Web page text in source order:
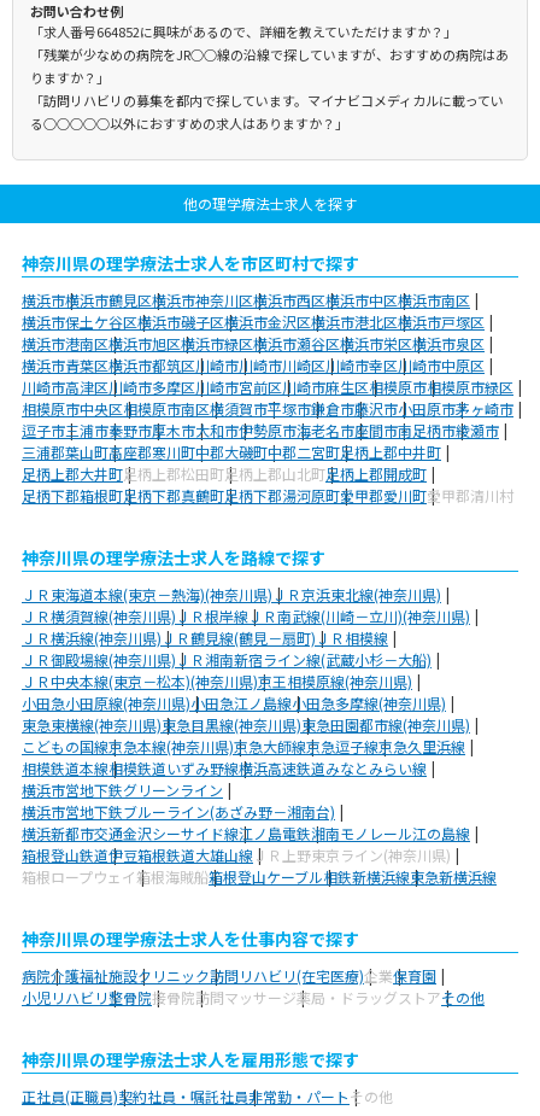
お問い合わせ例
「求人番号664852に興味があるので、詳細を教えていただけますか？」
「残業が少なめの病院をJR○○線の沿線で探していますが、おすすめの病院はあ
りますか？」
「訪問リハビリの募集を都内で探しています。マイナビコメディカルに載ってい
る○○○○○以外におすすめの求人はありますか？」
他の理学療法士求人を探す
神奈川県の理学療法士求人を市区町村で探す
横浜市横浜市鶴見区横浜市神奈川区横浜市西区横浜市中区横浜市南区
横浜市保土ケ谷区横浜市磯子区横浜市金沢区横浜市港北区横浜市戸塚区
横浜市港南区横浜市旭区横浜市緑区横浜市瀬谷区横浜市栄区横浜市泉区
横浜市青葉区横浜市都筑区川崎市川崎市川崎区川崎市幸区川崎市中原区
川崎市高津区川崎市多摩区川崎市宮前区川崎市麻生区相模原市相模原市緑区
相模原市中央区相模原市南区横須賀市平塚市鎌倉市藤沢市小田原市茅ヶ崎市
逗子市三浦市秦野市厚木市大和市伊勢原市海老名市座間市南足柄市綾瀬市
三浦郡葉山町高座郡寒川町中郡大磯町中郡二宮町足柄上郡中井町
足柄上郡大井町足柄上郡松田町足柄上郡山北町足柄上郡開成町
足柄下郡箱根町足柄下郡真鶴町足柄下郡湯河原町愛甲郡愛川町愛甲郡清川村
神奈川県の理学療法士求人を路線で探す
ＪＲ東海道本線(東京－熱海)(神奈川県)ＪＲ京浜東北線(神奈川県)
ＪＲ横須賀線(神奈川県)ＪＲ根岸線ＪＲ南武線(川崎－立川)(神奈川県)
ＪＲ横浜線(神奈川県)ＪＲ鶴見線(鶴見－扇町)ＪＲ相模線
ＪＲ御殿場線(神奈川県)ＪＲ湘南新宿ライン線(武蔵小杉－大船)
ＪＲ中央本線(東京－松本)(神奈川県)京王相模原線(神奈川県)
小田急小田原線(神奈川県)小田急江ノ島線小田急多摩線(神奈川県)
東急東横線(神奈川県)東急目黒線(神奈川県)東急田園都市線(神奈川県)
こどもの国線京急本線(神奈川県)京急大師線京急逗子線京急久里浜線
相模鉄道本線相模鉄道いずみ野線横浜高速鉄道みなとみらい線
横浜市営地下鉄グリーンライン
横浜市営地下鉄ブルーライン(あざみ野－湘南台)
横浜新都市交通金沢シーサイド線江ノ島電鉄湘南モノレール江の島線
箱根登山鉄道伊豆箱根鉄道大雄山線 ＪＲ上野東京ライン(神奈川県)
箱根ロープウェイ箱根海賊船箱根登山ケーブル相鉄新横浜線東急新横浜線
神奈川県の理学療法士求人を仕事内容で探す
病院介護福祉施設クリニック訪問リハビリ(在宅医療)企業保育園
小児リハビリ整骨院接骨院訪問マッサージ薬局・ドラッグストアその他
神奈川県の理学療法士求人を雇用形態で探す
正社員(正職員)契約社員・嘱託社員非常勤・パートその他